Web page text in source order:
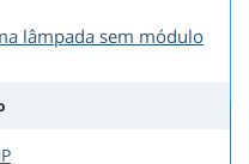
lâmpada sem módulo